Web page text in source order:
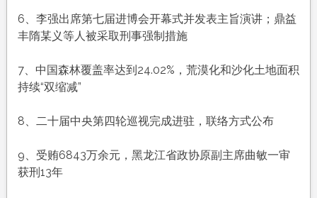
安
6、李强出席第七届进博会开幕式并发表主旨演讲；鼎益
丰隋某义等人被采取刑事强制措施
7、中国森林覆盖率达到24.02%，荒漠化和沙化土地面积
持续“双缩减”
8、二十届中央第四轮巡视完成进驻，联络方式公布
9、受贿6843万余元，黑龙江省政协原副主席曲敏一审
获刑13年